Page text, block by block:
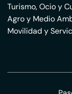
Turismo, Ocio y
Agro y Medio
Movilidad y